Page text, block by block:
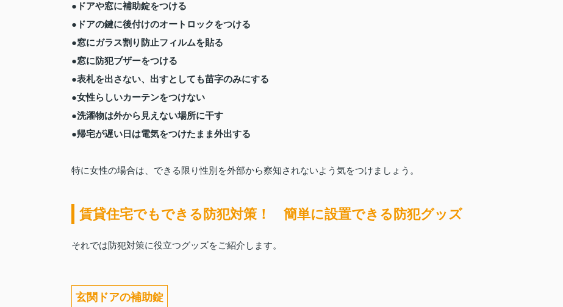
●ドアや窓に補助錠をつける
●ドアの鍵に後付けのオートロックをつける
●窓にガラス割り防止フィルムを貼る
●窓に防犯ブザーをつける
●表札を出さない、出すとしても苗字のみにする
●女性らしいカーテンをつけない
●洗濯物は外から見えない場所に干す
●帰宅が遅い日は電気をつけたまま外出する
特に女性の場合は、できる限り性別を外部から察知されないよう気をつけましょう。
賃貸住宅でもできる防犯対策！ 簡単に設置できる防犯グッズ
それでは防犯対策に役立つグッズをご紹介します。
玄関ドアの補助錠